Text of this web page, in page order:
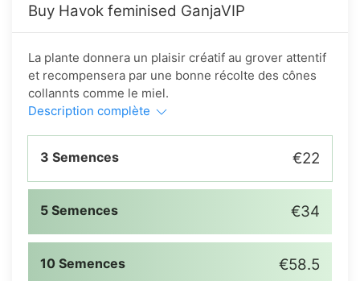
Buy Havok feminised GanjaVIP
La plante donnera un plaisir créatif au grover attentif
et recompensera par une bonne récolte des cônes
collannts comme le miel.
Description complète
3 Semences €22
5 Semences €34
10 Semences €58.5